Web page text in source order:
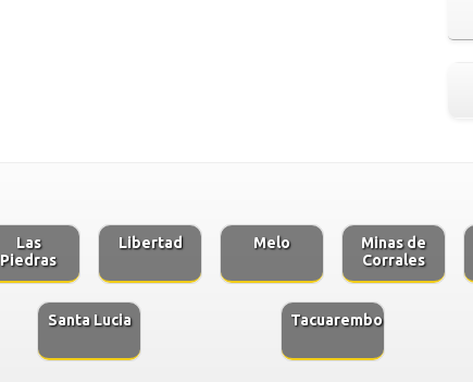
Las
Piedras
Libertad Melo
Minas de
Corrales
Santa Lucia Tacuarembo